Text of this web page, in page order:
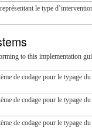
le type
to this implementation
de codage pour le typage
de codage pour le typage
de codage pour le typage